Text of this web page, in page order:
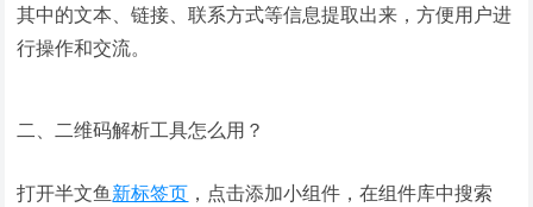
其中的文本、链接、联系方式等信息提取出来，方便用户进
行操作和交流。
二、二维码解析工具怎么用？
打开半文鱼新标签页 ，点击添加小组件，在组件库中搜索